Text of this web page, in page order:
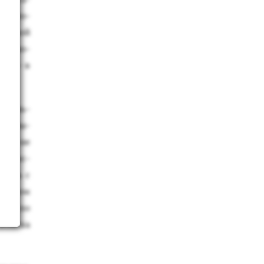
про­
но­
– в
мень­
и пы­
не
пос­
с
этом
по